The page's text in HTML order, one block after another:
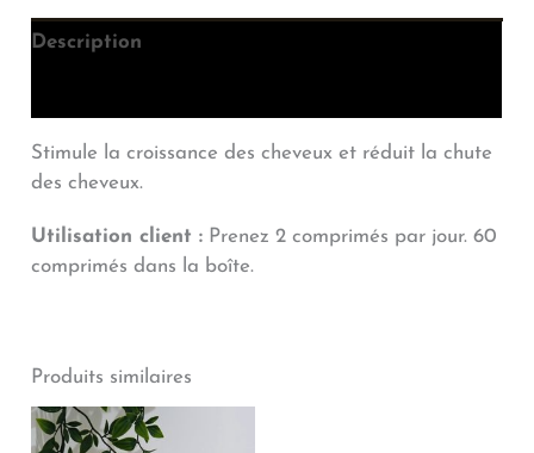
Description
Stimule la croissance des cheveux et réduit la chute
des cheveux.
Utilisation client : Prenez 2 comprimés par jour. 60
comprimés dans la boîte.
Produits similaires